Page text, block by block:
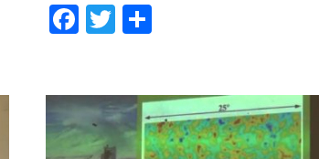
Facebook
Twitter